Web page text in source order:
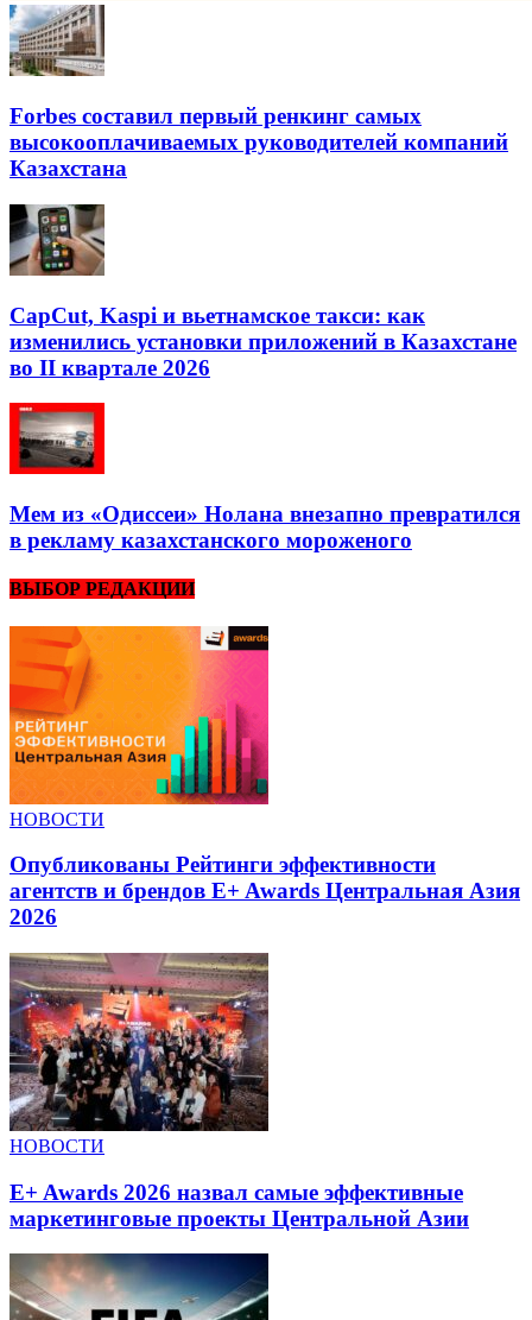
Forbes составил первый ренкинг самых
высокооплачиваемых руководителей компаний
Казахстана
CapCut, Kaspi и вьетнамское такси: как
изменились установки приложений в Казахстане
во II квартале 2026
Мем из «Одиссеи» Нолана внезапно превратился
в рекламу казахстанского мороженого
ВЫБОР РЕДАКЦИИ
НОВОСТИ
Опубликованы Рейтинги эффективности
агентств и брендов E+ Awards Центральная Азия
2026
НОВОСТИ
E+ Awards 2026 назвал самые эффективные
маркетинговые проекты Центральной Азии